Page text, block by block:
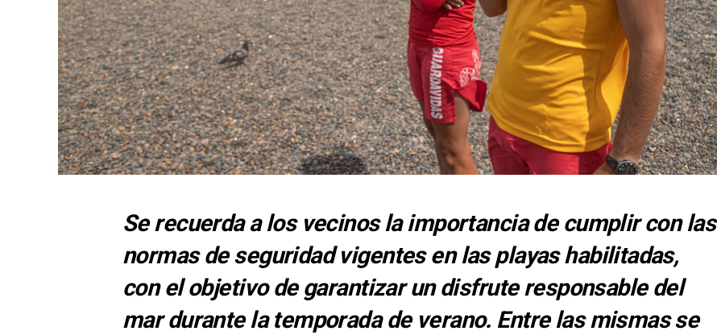
Se recuerda a los vecinos la importancia de cumplir con las
normas de seguridad vigentes en las playas habilitadas,
con el objetivo de garantizar un disfrute responsable del
mar durante la temporada de verano. Entre las mismas se